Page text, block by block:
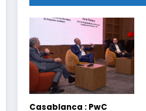
Casablanca : PwC